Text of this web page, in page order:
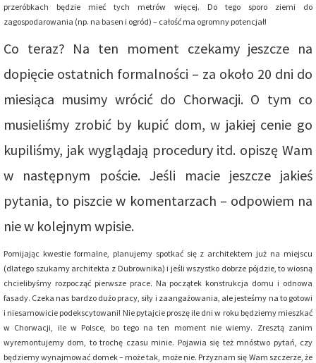
przeróbkach będzie mieć tych metrów więcej. Do tego sporo ziemi do
zagospodarowania (np. na basen i ogród) – całość ma ogromny potencjał!
Co teraz? Na ten moment czekamy jeszcze na
dopięcie ostatnich formalności – za około 20 dni do
miesiąca musimy wrócić do Chorwacji. O tym co
musieliśmy zrobić by kupić dom, w jakiej cenie go
kupiliśmy, jak wyglądają procedury itd. opiszę Wam
w następnym poście. Jeśli macie jeszcze jakieś
pytania, to piszcie w komentarzach – odpowiem na
nie w kolejnym wpisie.
Pomijając kwestie formalne, planujemy spotkać się z architektem już na miejscu
(dlatego szukamy architekta z Dubrownika) i jeśli wszystko dobrze pójdzie, to wiosną
chcielibyśmy rozpocząć pierwsze prace. Na początek konstrukcja domu i odnowa
fasady. Czeka nas bardzo dużo pracy, siły i zaangażowania, ale jesteśmy na to gotowi
i niesamowicie podekscytowani! Nie pytajcie proszę ile dni w roku będziemy mieszkać
w Chorwacji, ile w Polsce, bo tego na ten moment nie wiemy. Zresztą zanim
wyremontujemy dom, to trochę czasu minie. Pojawia się też mnóstwo pytań, czy
będziemy wynajmować domek – może tak, może nie. Przyznam się Wam szczerze, że